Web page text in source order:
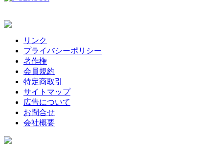
リンク
プライバシーポリシー
著作権
会員規約
特定商取引
サイトマップ
広告について
お問合せ
会社概要